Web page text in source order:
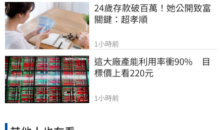
24歲存款破百萬！她公開致富
關鍵：超孝順
1小時前
這大廠產能利用率衝90%　目
標價上看220元
1小時前